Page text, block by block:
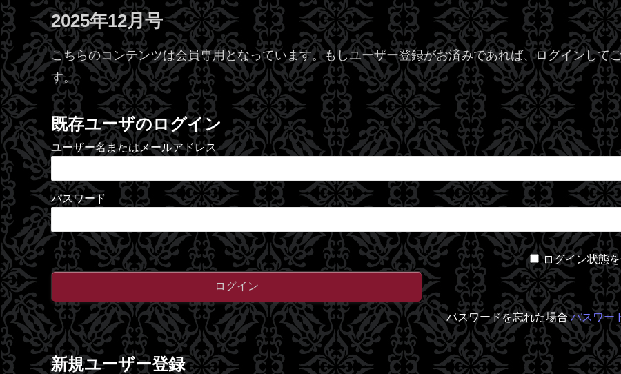
2025年12月号
こちらのコンテンツは会員専用となっています。もしユーザー登録がお済みであれば、ログインして
す。
既存ユーザのログイン
ユーザー名またはメールアドレス
パスワード
ログイン状態
パスワードを忘れた場合パスワー
新規ユーザー登録